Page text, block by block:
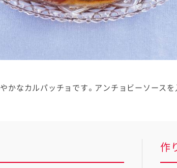
かなカルパッチョです。アンチョビーソース
作